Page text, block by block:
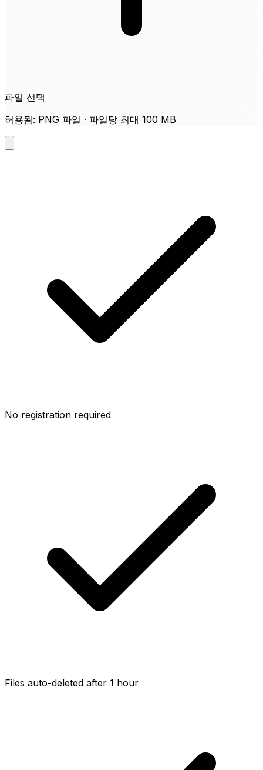
파일 선택
허용됨: PNG 파일 · 파일당 최대 100 MB
No registration required
Files auto-deleted after 1 hour